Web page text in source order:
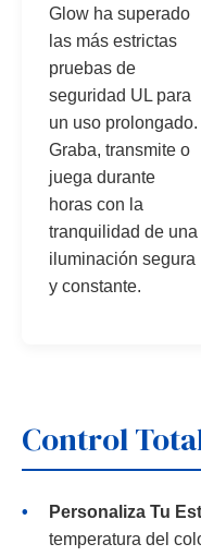
Glow ha superado
las más estrictas
pruebas de
seguridad UL para
un uso prolongado.
Graba, transmite o
juega durante
horas con la
tranquilidad de una
iluminación segura
y constante.
Control
• Personaliza Tu
temperatura del